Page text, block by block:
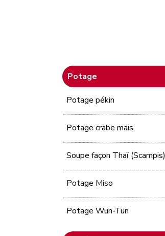
Potage
Potage pékin
Potage crabe mais
Soupe façon Thaï (Scampis)
Potage Miso
Potage Wun-Tun